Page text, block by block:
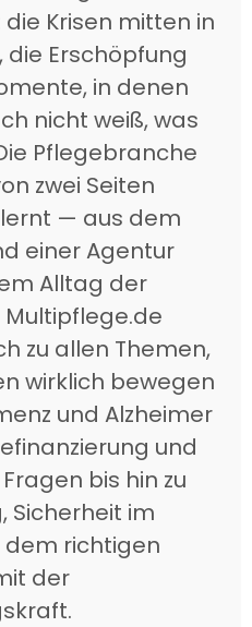
die Krisen mitten in
die Erschöpfung
in denen
nicht weiß, was
Pflegebranche
zwei Seiten
— aus dem
einer Agentur
Alltag der
Multipflege.de
zu allen Themen,
wirklich bewegen
und Alzheimer
und
bis hin zu
Sicherheit im
richtigen
der